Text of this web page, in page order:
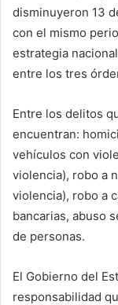
disminuyeron 13
con el mismo
estrategia
entre los tres
Entre los delitos
encuentran:
vehículos con
violencia), robo a
violencia), robo a
bancarias, abuso
de personas.
El Gobierno del
responsabilidad